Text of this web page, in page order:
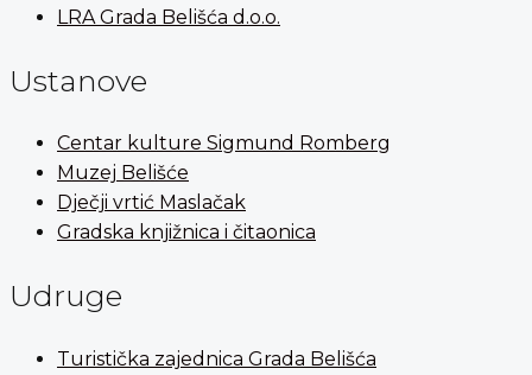
LRA Grada Belišća d.o.o.
Ustanove
Centar kulture Sigmund Romberg
Muzej Belišće
Dječji vrtić Maslačak
Gradska knjižnica i čitaonica
Udruge
Turistička zajednica Grada Belišća